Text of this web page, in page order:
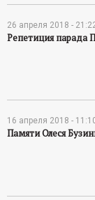
26 апреля 2018 -
Репетиция парада
16 апреля 2018 -
Памяти Олеся